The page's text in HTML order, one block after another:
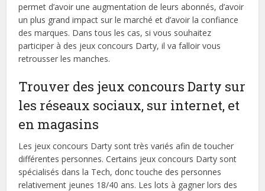
permet d’avoir une augmentation de leurs abonnés, d’avoir
un plus grand impact sur le marché et d’avoir la confiance
des marques. Dans tous les cas, si vous souhaitez
participer à des jeux concours Darty, il va falloir vous
retrousser les manches.
Trouver des jeux concours Darty sur
les réseaux sociaux, sur internet, et
en magasins
Les jeux concours Darty sont très variés afin de toucher
différentes personnes. Certains jeux concours Darty sont
spécialisés dans la Tech, donc touche des personnes
relativement jeunes 18/40 ans. Les lots à gagner lors des